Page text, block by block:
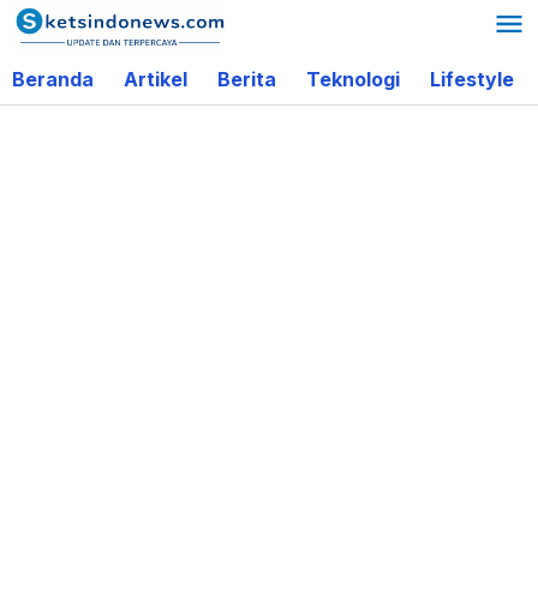
Lewati
ke
konten
Beranda Artikel Berita Teknologi Lifestyle